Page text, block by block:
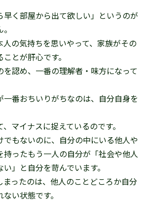
早く部屋から出て欲しい」というのが
の気持ちを思いやって、家族がその
とが肝心です。
認め、一番の理解者・味方になって
一番おちいりがちなのは、自分自身を
マイナスに捉えているのです。
でもないのに、自分の中にいる他人や
持ったもう一人の自分が「社会や他人
」と自分を苛んでいます。
まったのは、他人のことどころか自分
い状態です。